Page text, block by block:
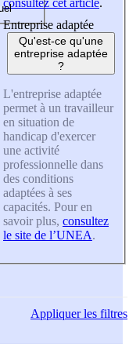
Entreprise adaptée
Qu'est-ce qu'une
entreprise adaptée
?
L'entreprise adaptée
permet à un travailleur
en situation de
handicap d'exercer
une activité
professionnelle dans
des conditions
adaptées à ses
capacités. Pour en
savoir plus, consultez
le site de l’UNEA.
Appliquerles filtres